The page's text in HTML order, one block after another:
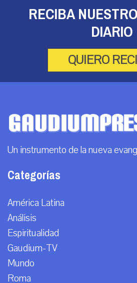
RECIBA
DIARIO
QUIERO
Un instrumento de la nueva
Categorías
América Latina
Análisis
Espiritualidad
Gaudium-TV
Mundo
Roma